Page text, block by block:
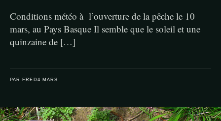
Conditions météo à l’ouverture de la pêche le 10
mars, au Pays Basque Il semble que le soleil et une
quinzaine de […]
PAR FRED 4 MARS